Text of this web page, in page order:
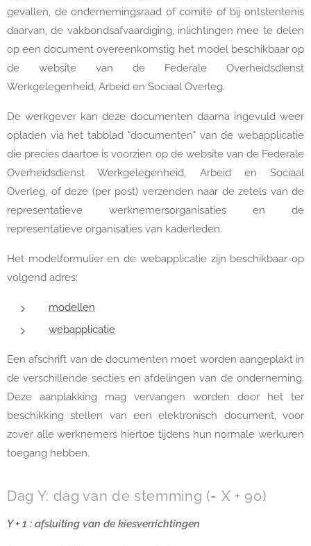
gevallen, de ondernemingsraad of comité of bij ontstentenis
daarvan, de vakbondsafvaardiging, inlichtingen mee te delen
op een document overeenkomstig het model beschikbaar op
de website van de Federale Overheidsdienst
Werkgelegenheid, Arbeid en Sociaal Overleg.
De werkgever kan deze documenten daarna ingevuld weer
opladen via het tabblad "documenten" van de webapplicatie
die precies daartoe is voorzien op de website van de Federale
Overheidsdienst Werkgelegenheid, Arbeid en Sociaal
Overleg, of deze (per post) verzenden naar de zetels van de
representatieve werknemersorganisaties en de
representatieve organisaties van kaderleden.
Het modelformulier en de webapplicatie zijn beschikbaar op
volgend adres:
modellen
webapplicatie
Een afschrift van de documenten moet worden aangeplakt in
de verschillende secties en afdelingen van de onderneming.
Deze aanplakking mag vervangen worden door het ter
beschikking stellen van een elektronisch document, voor
zover alle werknemers hiertoe tijdens hun normale werkuren
toegang hebben.
Dag Y: dag van de stemming (= X + 90)
Y + 1 : afsluiting van de kiesverrichtingen